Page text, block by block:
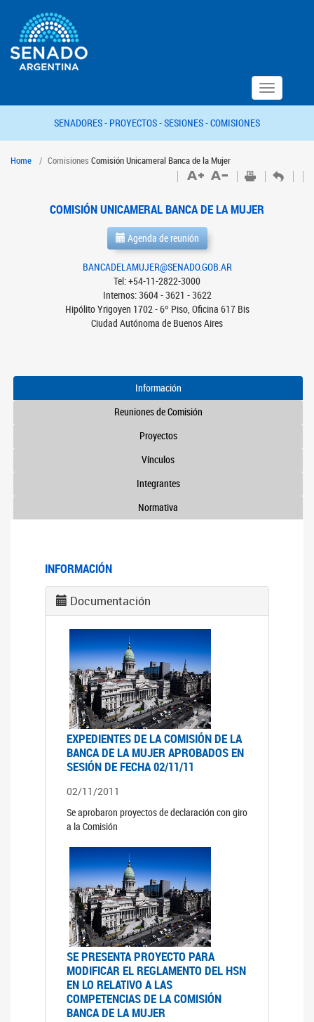
Toggle
navigation
SENADORES - PROYECTOS -SESIONES -COMISIONES
Home Comisiones Comisión Unicameral Banca de la Mujer
COMISIÓN UNICAMERAL BANCA DE LA MUJER
Agenda de reunión
BANCADELAMUJER@SENADO.GOB.AR
Tel: +54-11-2822-3000
Internos: 3604 - 3621 - 3622
Hipólito Yrigoyen 1702 - 6º Piso, Oficina 617 Bis
Ciudad Autónoma de Buenos Aires
Información
Reuniones de Comisión
Proyectos
Vínculos
Integrantes
Normativa
INFORMACIÓN
Documentación
EXPEDIENTES DE LA COMISIÓN DE LA
BANCA DE LA MUJER APROBADOS EN
SESIÓN DE FECHA 02/11/11
02/11/2011
Se aprobaron proyectos de declaración con giro
a la Comisión
SE PRESENTA PROYECTO PARA
MODIFICAR EL REGLAMENTO DEL HSN
EN LO RELATIVO A LAS
COMPETENCIAS DE LA COMISIÓN
BANCA DE LA MUJER